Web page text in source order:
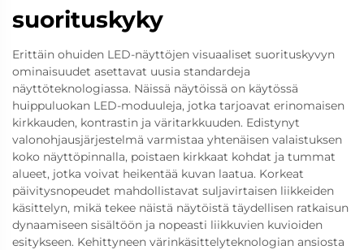
suorituskyky
Erittäin ohuiden LED-näyttöjen visuaaliset suorituskyvyn
ominaisuudet asettavat uusia standardeja
näyttöteknologiassa. Näissä näytöissä on käytössä
huippuluokan LED-moduuleja, jotka tarjoavat erinomaisen
kirkkauden, kontrastin ja väritarkkuuden. Edistynyt
valonohjausjärjestelmä varmistaa yhtenäisen valaistuksen
koko näyttöpinnalla, poistaen kirkkaat kohdat ja tummat
alueet, jotka voivat heikentää kuvan laatua. Korkeat
päivitysnopeudet mahdollistavat suljavirtaisen liikkeiden
käsittelyn, mikä tekee näistä näytöistä täydellisen ratkaisun
dynaamiseen sisältöön ja nopeasti liikkuvien kuvioiden
esitykseen. Kehittyneen värinkäsittelyteknologian ansiosta